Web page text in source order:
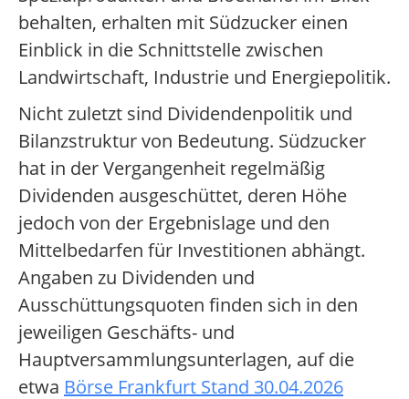
behalten, erhalten mit Südzucker einen
Einblick in die Schnittstelle zwischen
Landwirtschaft, Industrie und Energiepolitik.
Nicht zuletzt sind Dividendenpolitik und
Bilanzstruktur von Bedeutung. Südzucker
hat in der Vergangenheit regelmäßig
Dividenden ausgeschüttet, deren Höhe
jedoch von der Ergebnislage und den
Mittelbedarfen für Investitionen abhängt.
Angaben zu Dividenden und
Ausschüttungsquoten finden sich in den
jeweiligen Geschäfts- und
Hauptversammlungsunterlagen, auf die
etwa Börse Frankfurt Stand 30.04.2026